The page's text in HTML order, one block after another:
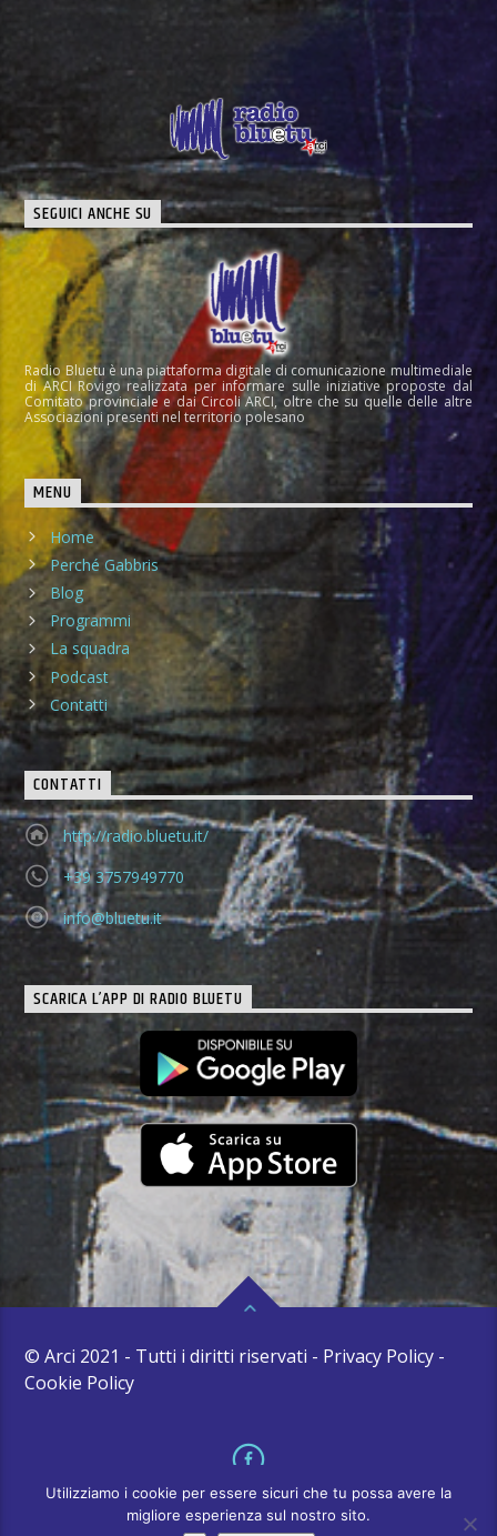
SEGUICI ANCHE SU
Radio Bluetu è una piattaforma digitale di comunicazione multimediale
di ARCI Rovigo realizzata per informare sulle iniziative proposte dal
Comitato provinciale e dai Circoli ARCI, oltre che su quelle delle altre
Associazioni presenti nel territorio polesano
MENU
Home
Perché Gabbris
Blog
Programmi
La squadra
Podcast
Contatti
CONTATTI
http://radio.bluetu.it/
+39 3757949770
info@bluetu.it
SCARICA L’APP DI RADIO BLUETU
© Arci 2021 - Tutti i diritti riservati - Privacy Policy -
Cookie Policy
Utilizziamo i cookie per essere sicuri che tu possa avere la
migliore esperienza sul nostro sito.